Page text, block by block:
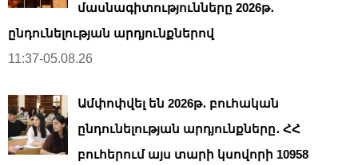
մասնագիտությունները 2026թ․
ընդունելության արդյունքներով
11:37-05.08.26
Ամփոփվել են 2026թ․ բուհական
ընդունելության արդյունքները․ ՀՀ
բուհերում այս տարի կսովորի 10958